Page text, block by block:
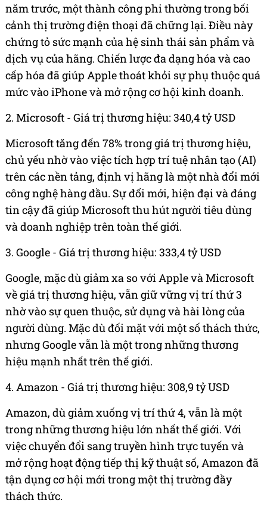
năm trước, một thành công phi thường trong bối
cảnh thị trường điện thoại đã chững lại. Điều này
chứng tỏ sức mạnh của hệ sinh thái sản phẩm và
dịch vụ của hãng. Chiến lược đa dạng hóa và cao
cấp hóa đã giúp Apple thoát khỏi sự phụ thuộc quá
mức vào iPhone và mở rộng cơ hội kinh doanh.
2. Microsoft - Giá trị thương hiệu: 340,4 tỷ USD
Microsoft tăng đến 78% trong giá trị thương hiệu,
chủ yếu nhờ vào việc tích hợp trí tuệ nhân tạo (AI)
trên các nền tảng, định vị hãng là một nhà đổi mới
công nghệ hàng đầu. Sự đổi mới, hiện đại và đáng
tin cậy đã giúp Microsoft thu hút người tiêu dùng
và doanh nghiệp trên toàn thế giới.
3. Google - Giá trị thương hiệu: 333,4 tỷ USD
Google, mặc dù giảm xa so với Apple và Microsoft
về giá trị thương hiệu, vẫn giữ vững vị trí thứ 3
nhờ vào sự quen thuộc, sử dụng và hài lòng của
người dùng. Mặc dù đối mặt với một số thách thức,
nhưng Google vẫn là một trong những thương
hiệu mạnh nhất trên thế giới.
4. Amazon - Giá trị thương hiệu: 308,9 tỷ USD
Amazon, dù giảm xuống vị trí thứ 4, vẫn là một
trong những thương hiệu lớn nhất thế giới. Với
việc chuyển đổi sang truyền hình trực tuyến và
mở rộng hoạt động tiếp thị kỹ thuật số, Amazon đã
tận dụng cơ hội mới trong một thị trường đầy
thách thức.